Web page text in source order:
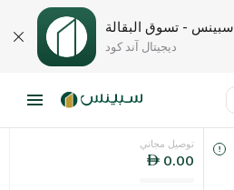
سبينس - تسوق البقالة
ديجيتال آند كود
اللغةتوصيل مجاني
0.00